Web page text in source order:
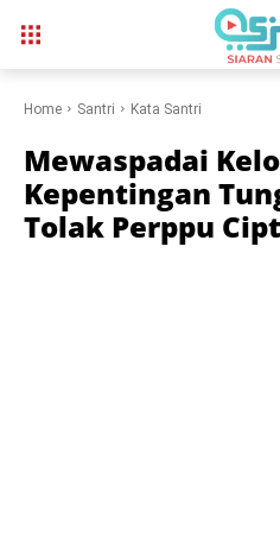
Home Santri Kata Santri
Mewaspadai
Kepentingan
Tolak Perppu